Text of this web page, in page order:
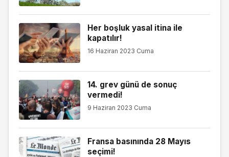
Her boşluk yasal itina ile
kapatılır!
16 Haziran 2023 Cuma
14. grev günü de sonuç
vermedi!
9 Haziran 2023 Cuma
Fransa basınında 28 Mayıs
seçimi!